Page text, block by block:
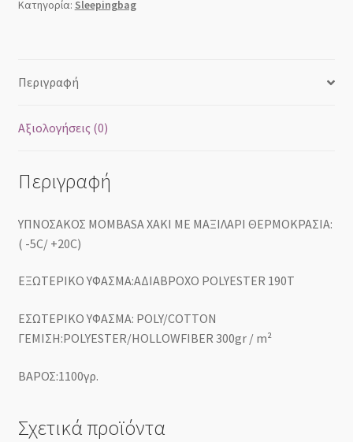
/
Κατηγορία: Sleepingbag
Περιγραφή
Αξιολογήσεις (0)
Περιγραφή
ΥΠΝΟΣΑΚΟΣ ΜΟΜBASA ΧΑΚΙ ΜΕ ΜΑΞΙΛΑΡΙ ΘΕΡΜΟΚΡΑΣΙΑ:
( -5C/ +20C)
ΕΞΩΤΕΡΙΚΟ ΥΦΑΣΜΑ:ΑΔΙΑΒΡΟΧΟ POLYESTER 190Τ
ΕΣΩΤΕΡΙΚΟ ΥΦΑΣΜΑ: POLY/COTTON
ΓΕΜΙΣΗ:POLYESTER/HOLLOWFIBER 300gr / m²
ΒΑΡΟΣ:1100γρ.
Σχετικά προϊόντα